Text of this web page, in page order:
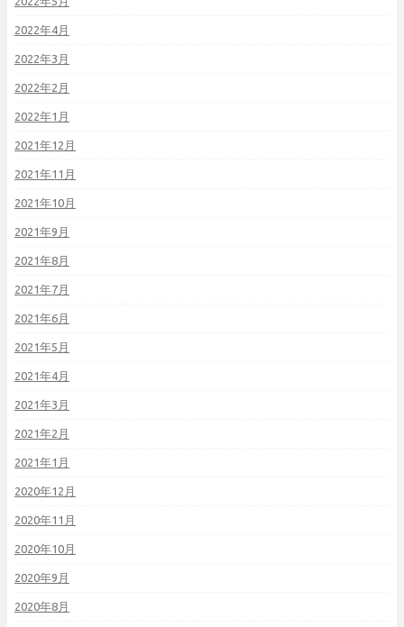
2022年4月
2022年3月
2022年2月
2022年1月
2021年12月
2021年11月
2021年10月
2021年9月
2021年8月
2021年7月
2021年6月
2021年5月
2021年4月
2021年3月
2021年2月
2021年1月
2020年12月
2020年11月
2020年10月
2020年9月
2020年8月